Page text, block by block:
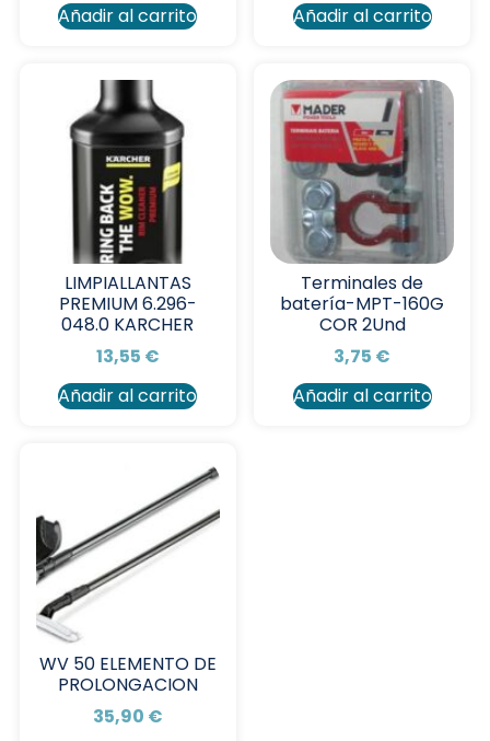
Añadir al carrito
Añadir al carrito
LIMPIALLANTAS
PREMIUM 6.296-
048.0 KARCHER
13,55 €
Añadir al carrito
Terminales de
batería-MPT-160G
COR 2Und
3,75 €
Añadir al carrito
WV 50 ELEMENTO DE
PROLONGACION
35,90 €